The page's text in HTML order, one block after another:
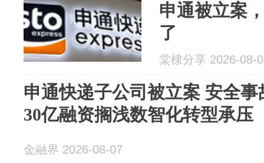
申通被立案
了
棠棣分享 2026-08-
申通快递子公司被立案 安全
30亿融资搁浅数智化转型承压
金融界 2026-08-07